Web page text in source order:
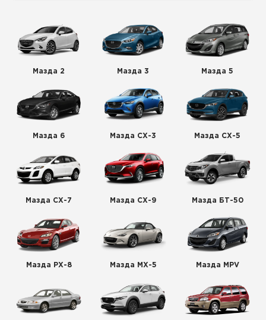
Мазда 2 Мазда 3 Мазда 5
Мазда 6 Мазда СХ-3 Мазда СХ-5
Мазда СХ-7 Мазда СХ-9 Мазда БТ-50
Мазда РХ-8 Мазда МХ-5 Мазда MPV